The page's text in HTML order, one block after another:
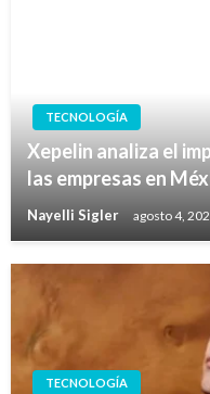
TECNOLOGÍA
Xepelin analiza el
las empresas en
Nayelli Sigler agosto 4,
TECNOLOGÍA